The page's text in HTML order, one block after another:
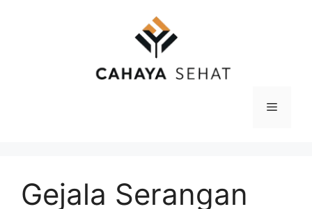
Menu
Gejala Serangan